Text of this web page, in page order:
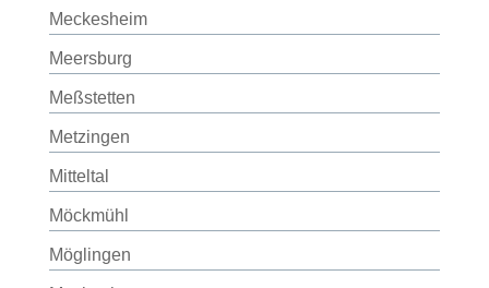
Meckesheim
Meersburg
Meßstetten
Metzingen
Mitteltal
Möckmühl
Möglingen